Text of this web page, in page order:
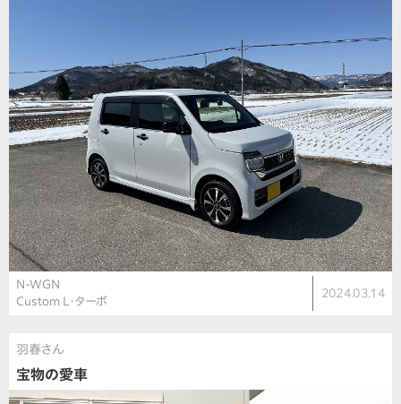
N-WGN
Custom L・ターボ
2024.03.14
羽春さん
宝物の愛車